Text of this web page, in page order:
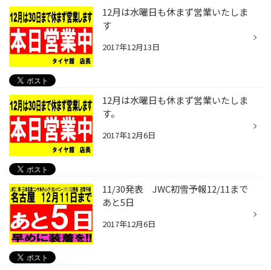
12月は水曜日も休まず営業いたしま
す
2017年12月13日
12月は水曜日も休まず営業いたしま
す。
2017年12月6日
11/30発表 JWC初雪予報12/11まで
あと5日
2017年12月6日